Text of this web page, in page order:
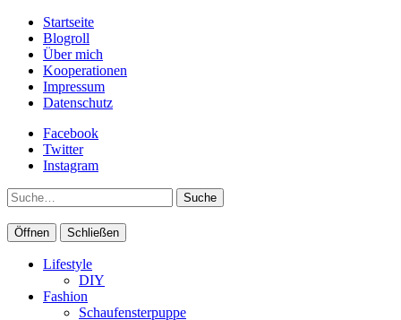
Startseite
Blogroll
Über mich
Kooperationen
Impressum
Datenschutz
Facebook
Twitter
Instagram
Suche
Öffnen Schließen
Lifestyle
DIY
Fashion
Schaufensterpuppe